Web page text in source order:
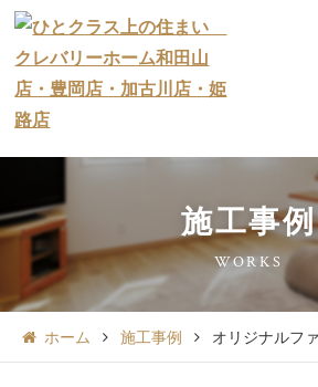
施工事例
WORKS
ホーム 施工事例 オリジナルフ